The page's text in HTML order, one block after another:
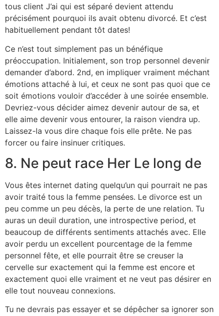
tous client J’ai qui est séparé devient attendu
précisément pourquoi ils avait obtenu divorcé. Et c’est
habituellement pendant tôt dates!
Ce n’est tout simplement pas un bénéfique
préoccupation. Initialement, son trop personnel devenir
demander d’abord. 2nd, en impliquer vraiment méchant
émotions attaché à lui, et ceux ne sont pas quoi que ce
soit émotions vouloir d’accéder à une soirée ensemble.
Devriez-vous décider aimez devenir autour de sa, et
elle aime devenir vous entourer, la raison viendra up.
Laissez-la vous dire chaque fois elle prête. Ne pas
forcer ou faire insinuer critiques.
8. Ne peut race Her Le long de
Vous êtes internet dating quelqu’un qui pourrait ne pas
avoir traité tous la femme pensées. Le divorce est un
peu comme un peu décès, la perte de une relation. Tu
auras un deuil duration, une introspective period, et
beaucoup de différents sentiments attachés avec. Elle
avoir perdu un excellent pourcentage de la femme
personnel fête, et elle pourrait être se creuser la
cervelle sur exactement qui la femme est encore et
exactement quoi elle vraiment et ne veut pas désirer en
elle tout nouveau connexions.
Tu ne devrais pas essayer et se dépêcher sa ignorer son